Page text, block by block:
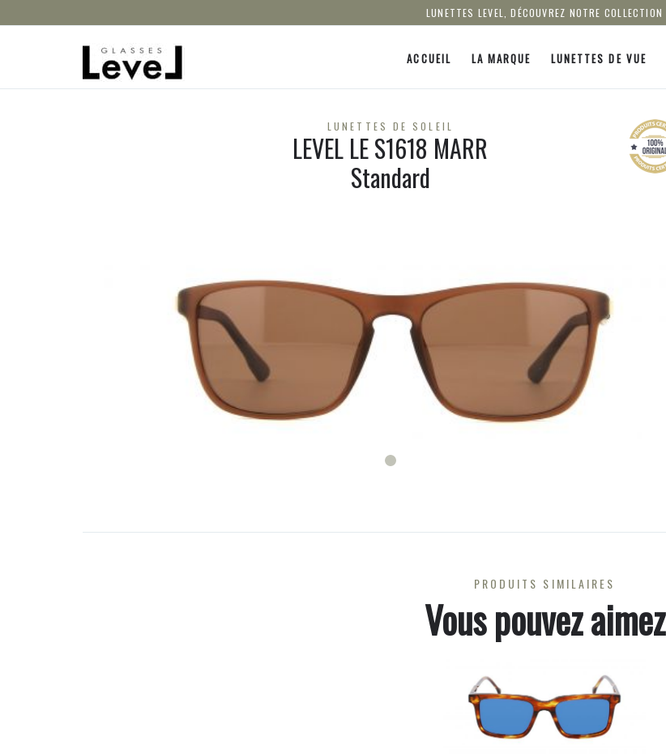
LUNETTES LEVEL, DÉCOUVREZ NOTRE COLLECTION
ACCUEIL LA MARQUE LUNETTES DE VUE
LUNETTES DE SOLEIL
LEVEL LE S1618 MARR
Standard
PRODUITS SIMILAIRES
Vous pouvez aimez